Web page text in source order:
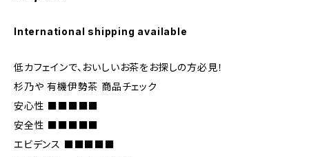
International shipping available
低カフェインで、おいしいお茶をお探しの方必見！
杉乃や 有機伊勢茶 商品チェック
安心性 ■■■■■
安全性 ■■■■■
エビデンス ■■■■■